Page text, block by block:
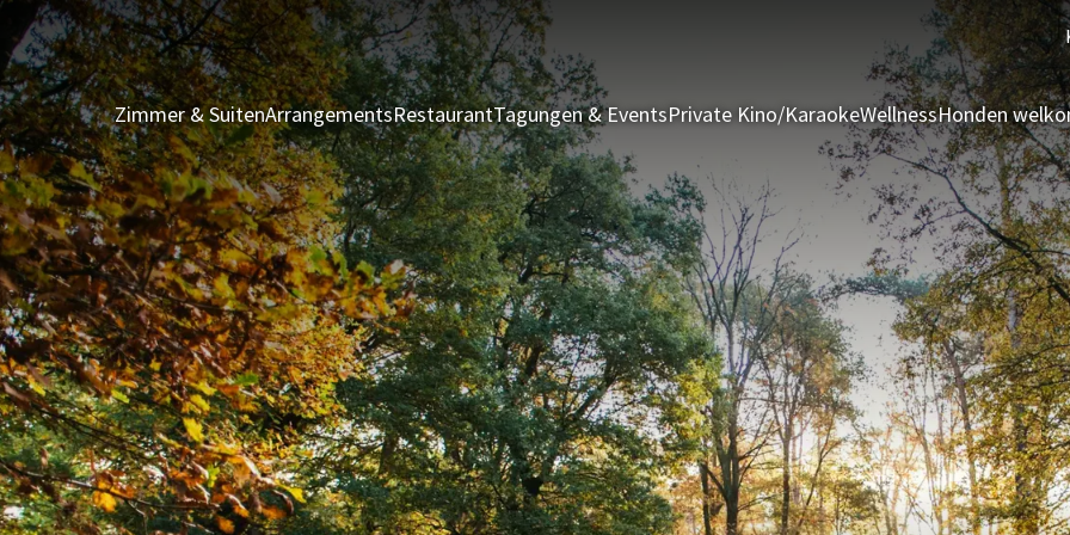
Zimmer & SuitenArrangementsRestaurantTagungen & EventsPrivate Kino/KaraokeWellnessHonden